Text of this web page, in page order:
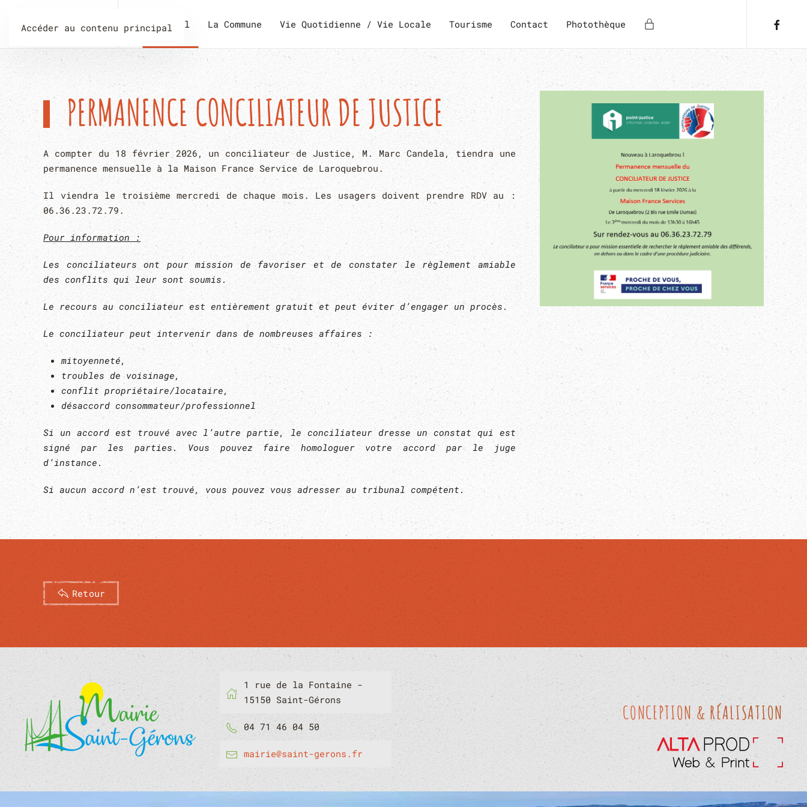
Accéder au contenu principal
Accueil La Commune Vie Quotidienne / Vie Locale Tourisme Contact Photothèque
PERMANENCE CONCILIATEUR DE JUSTICE
A compter du 18 février 2026, un conciliateur de Justice, M. Marc Candela, tiendra une
permanence mensuelle à la Maison France Service de Laroquebrou.
Il viendra le troisième mercredi de chaque mois. Les usagers doivent prendre RDV au :
06.36.23.72.79.
Pour information :
Les conciliateurs ont pour mission de favoriser et de constater le règlement amiable
des conflits qui leur sont soumis.
Le recours au conciliateur est entièrement gratuit et peut éviter d’engager un procès.
Le conciliateur peut intervenir dans de nombreuses affaires :
mitoyenneté,
troubles de voisinage,
conflit propriétaire/locataire,
désaccord consommateur/professionnel
Si un accord est trouvé avec l’autre partie, le conciliateur dresse un constat qui est
signé par les parties. Vous pouvez faire homologuer votre accord par le juge
d’instance.
Si aucun accord n’est trouvé, vous pouvez vous adresser au tribunal compétent.
Retour
1 rue de la Fontaine -
15150 Saint-Gérons
04 71 46 04 50
mairie@saint-gerons.fr
CONCEPTION & RÉALISATION